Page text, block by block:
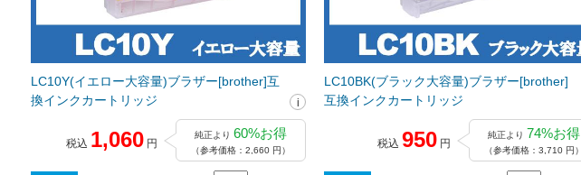
LC10Y(イエロー大容量)ブラザー[brother]互
換インクカートリッジ
税込 1,060 円
純正より 60%お得
（参考価格：2,660 円）
LC10BK(ブラック大容量)ブラザー[brother]
互換インクカートリッジ
税込 950 円
純正より 74%お得
（参考価格：3,710 円）